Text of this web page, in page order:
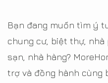
Bạn đang muốn tìm ý
chung cư, biệt thự, nhà
sạn, nhà hàng?
trợ và đồng hành cùng